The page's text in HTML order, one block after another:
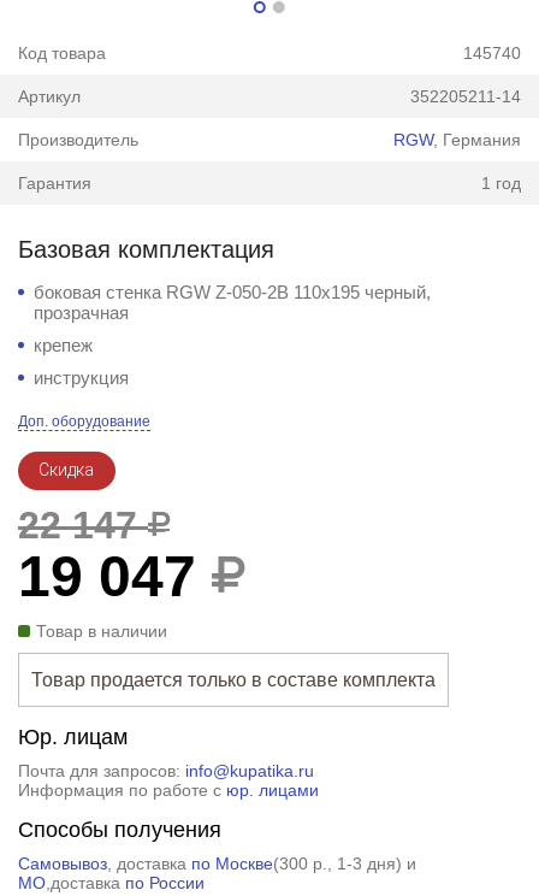
Код товара 145740
Артикул 352205211-14
Производитель RGW, Германия
Гарантия 1 год
Базовая комплектация
боковая стенка RGW Z-050-2B 110x195 черный,
прозрачная
крепеж
инструкция
Доп. оборудование
Скидка
22 147
19 047
Товар в наличии
Товар продается только в составе комплекта
Юр. лицам
Почта для запросов: info@kupatika.ru
Информация по работе с юр. лицами
Способы получения
Самовывоз, доставка по Москве(300 р.
, 1-3 дня) и
МО,доставка по России